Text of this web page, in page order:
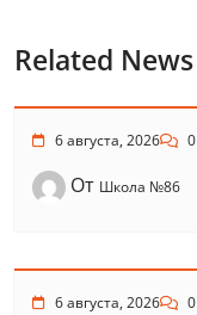
Related News
6 августа, 2026 0
От Школа №86
6 августа, 2026 0